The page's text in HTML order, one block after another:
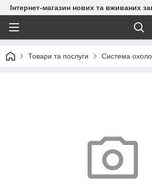
Інтернет-магазин нових та вживаних
Товари та послуги Система